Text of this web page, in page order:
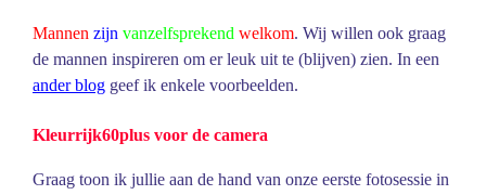
Mannen zijn vanzelfsprekend welkom. Wij willen ook graag
de mannen inspireren om er leuk uit te (blijven) zien. In een
ander blog geef ik enkele voorbeelden.
Kleurrijk60plus voor de camera
Graag toon ik jullie aan de hand van onze eerste fotosessie in